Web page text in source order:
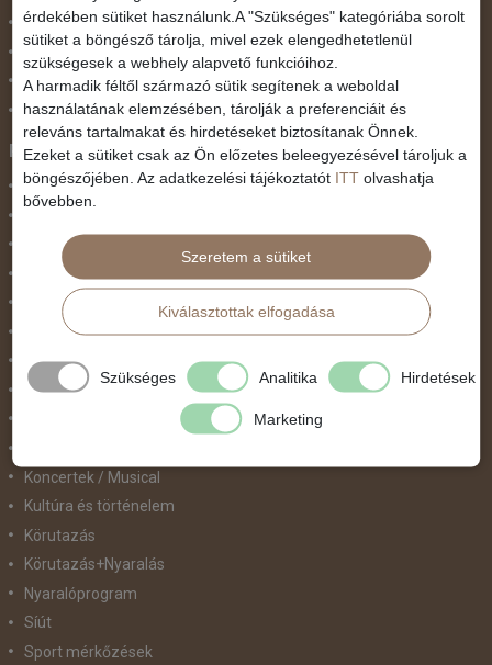
Pünkösdi utazás
Tavaszi szünet
Valentin nap
Programtípus
1 napos utak
Egyéni út
Egzotikus út
Fesztiválok
Golfút
Gyalogtúra
Hajóút
Ifjúsági program / Osztálykirándulás
Koncertek / Musical
Kultúra és történelem
Körutazás
Körutazás+Nyaralás
Nyaralóprogram
Síút
Sport mérkőzések
érdekében sütiket használunk.A "Szükséges" kategóriába sorolt
sütiket a böngésző tárolja, mivel ezek elengedhetetlenül
szükségesek a webhely alapvető funkcióihoz.
A harmadik féltől származó sütik segítenek a weboldal
használatának elemzésében, tárolják a preferenciáit és
releváns tartalmakat és hirdetéseket biztosítanak Önnek.
Ezeket a sütiket csak az Ön előzetes beleegyezésével tároljuk a
böngészőjében. Az adatkezelési tájékoztatót ITT olvashatja
bővebben.
Szeretem a sütiket
Kiválasztottak elfogadása
Szükséges Analitika Hirdetések
Marketing